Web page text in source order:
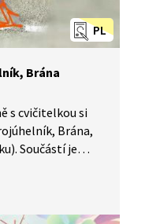
PL
Brána
s cvičitelkou si
Brána,
Součástí je